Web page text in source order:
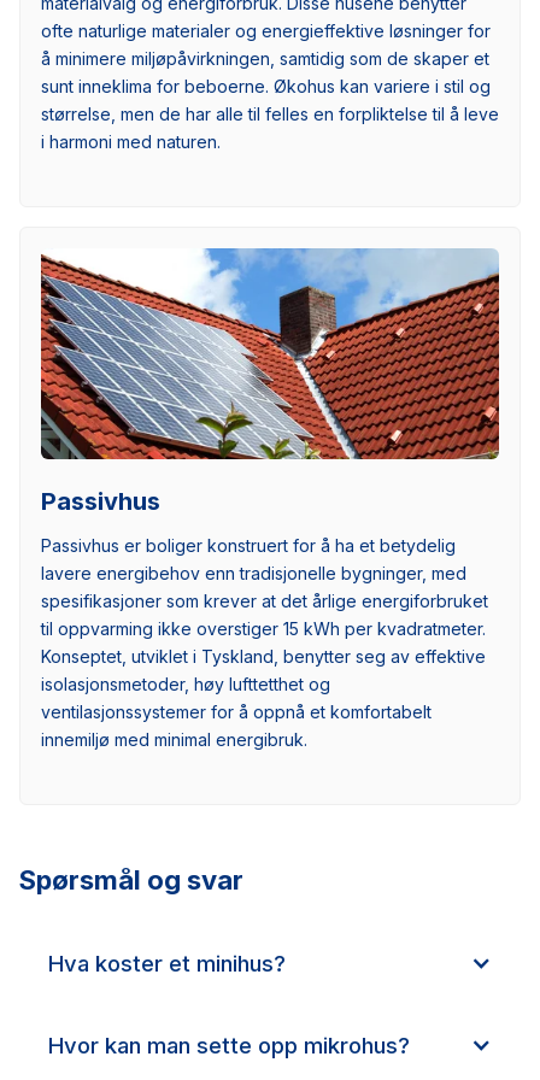
ofte naturlige materialer og energieffektive løsninger for
å minimere miljøpåvirkningen, samtidig som de skaper et
sunt inneklima for beboerne. Økohus kan variere i stil og
størrelse, men de har alle til felles en forpliktelse til å leve
i harmoni med naturen.
Passivhus
Passivhus er boliger konstruert for å ha et betydelig
lavere energibehov enn tradisjonelle bygninger, med
spesifikasjoner som krever at det årlige energiforbruket
til oppvarming ikke overstiger 15 kWh per kvadratmeter.
Konseptet, utviklet i Tyskland, benytter seg av effektive
isolasjonsmetoder, høy lufttetthet og
ventilasjonssystemer for å oppnå et komfortabelt
innemiljø med minimal energibruk.
Spørsmål og svar
Hva koster et minihus?
Hvor kan man sette opp mikrohus?